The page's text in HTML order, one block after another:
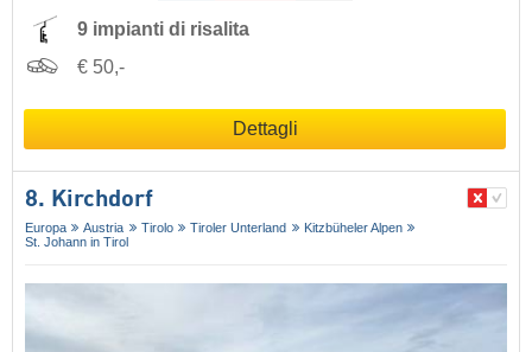
9 impianti di risalita
€ 50,-
Dettagli
8. Kirchdorf
Europa Austria Tirolo Tiroler Unterland
Kitzbüheler Alpen
St. Johann in Tirol